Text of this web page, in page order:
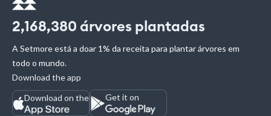
2,168,380 árvores plantadas
A Setmore está a doar 1% da receita para plantar árvores em
todo o mundo.
Download the app
Download on the
Get it on